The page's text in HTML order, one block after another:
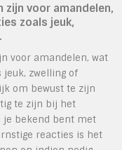
zijn voor amandelen,
zoals jeuk,
voor amandelen, wat
zwelling of
om bewust te zijn
te zijn bij het
je bekend bent met
reacties is het